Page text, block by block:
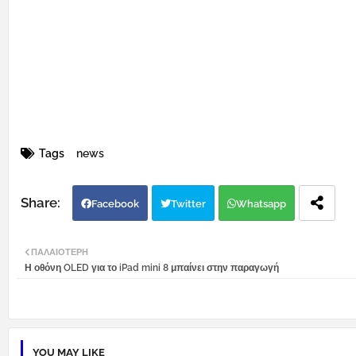
Tags news
Facebook Twitter Whatsapp
ΠΑΛΑΙΌΤΕΡΗ
Η οθόνη OLED για το iPad mini 8 μπαίνει στην παραγωγή
YOU MAY LIKE